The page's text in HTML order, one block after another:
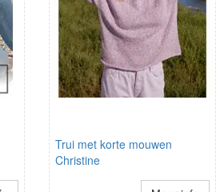
Trui met korte mouwen
Christine